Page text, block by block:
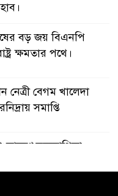
বড় জয় বিএনপি
ক্ষমতার পথে।
বেগম খালেদা
সমাপ্তি
সহযোগিতা